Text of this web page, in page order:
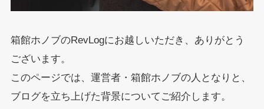
箱館ホノブのRevLogにお越しいただき、ありがとう
ございます。
このページでは、運営者・箱館ホノブの人となりと、
ブログを立ち上げた背景についてご紹介します。